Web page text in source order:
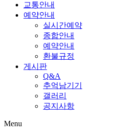
교통안내
예약안내
실시간예약
종합안내
예약안내
환불규정
게시판
Q&A
추억남기기
갤러리
공지사항
Menu